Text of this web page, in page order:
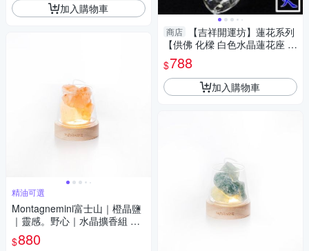
加入購物車
精油可選
Montagnemini富士山｜橙晶鹽
｜靈感。野心｜水晶擴香組 精
油可選
$880
商店
【吉祥開運坊】蓮花系列
【供佛 化樑 白色水晶蓮花座 大
型】開光 擇日
$788
加入購物車